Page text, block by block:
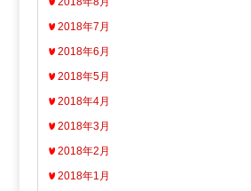
2018年7月
2018年6月
2018年5月
2018年4月
2018年3月
2018年2月
2018年1月